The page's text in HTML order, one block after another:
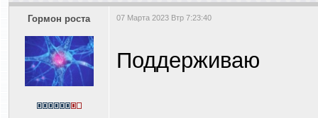
Гормон роста 07 Марта 2023 Втр 7:23:40
Поддерживаю